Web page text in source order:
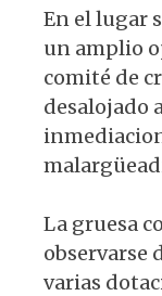
En el lugar
un amplio
comité de
desalojado
La gruesa
observarse
varias